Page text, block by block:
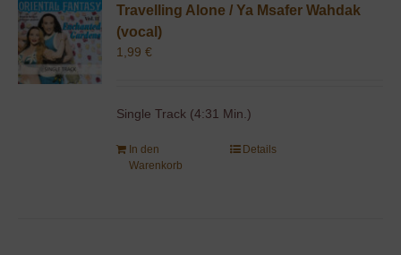
Travelling Alone / Ya Msafer Wahdak
(vocal)
1,99€
Single Track (4:31 Min.)
In den
Warenkorb
Details